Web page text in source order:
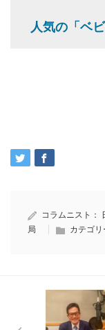
人気の「ベ
コラムニスト：
局
カテゴリ